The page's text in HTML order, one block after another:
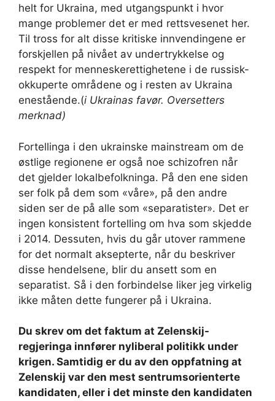
helt for Ukraina, med utgangspunkt i hvor
mange problemer det er med rettsvesenet her.
Til tross for alt disse kritiske innvendingene er
forskjellen på nivået av undertrykkelse og
respekt for menneskerettighetene i de russisk-
okkuperte områdene og i resten av Ukraina
enestående.(i Ukrainas favør. Oversetters
merknad)
Fortellinga i den ukrainske mainstream om de
østlige regionene er også noe schizofren når
det gjelder lokalbefolkninga. På den ene siden
ser folk på dem som «våre», på den andre
siden ser de på alle som «separatister». Det er
ingen konsistent fortelling om hva som skjedde
i 2014. Dessuten, hvis du går utover rammene
for det normalt aksepterte, når du beskriver
disse hendelsene, blir du ansett som en
separatist. Så i den forbindelse liker jeg virkelig
ikke måten dette fungerer på i Ukraina.
Du skrev om det faktum at Zelenskij-
regjeringa innfører nyliberal politikk under
krigen. Samtidig er du av den oppfatning at
Zelenskij var den mest sentrumsorienterte
kandidaten, eller i det minste den kandidaten